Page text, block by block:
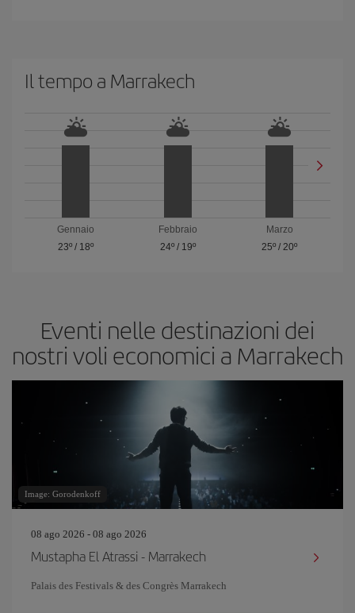
Il tempo a Marrakech
Gennaio
23º/ 18º
Febbraio
24º/ 19º
Marzo
25º /20º
Eventi nelle destinazioni dei
nostri voli economici a Marrakech
Image: Gorodenkoff
08 ago 2026 - 08 ago 2026
Mustapha El Atrassi - Marrakech
Palais des Festivals & des Congrès Marrakech